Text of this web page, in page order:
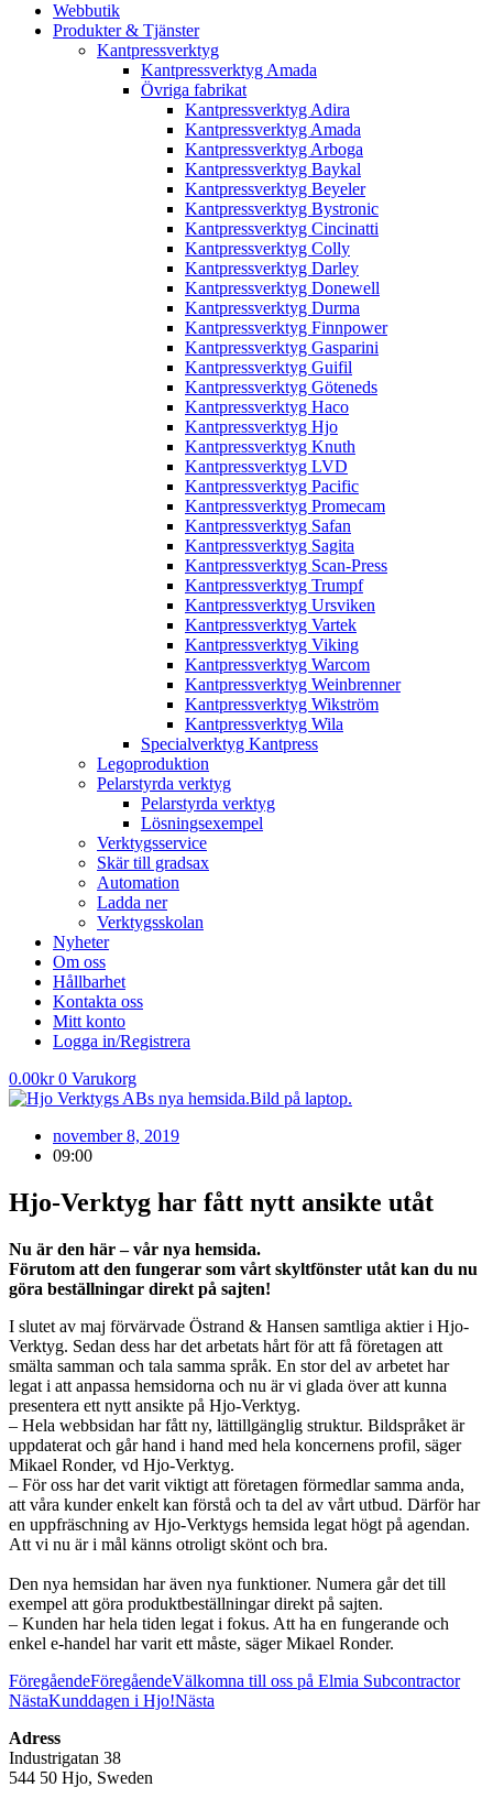
Webbutik
Produkter & Tjänster
Kantpressverktyg
Kantpressverktyg Amada
Övriga fabrikat
Kantpressverktyg Adira
Kantpressverktyg Amada
Kantpressverktyg Arboga
Kantpressverktyg Baykal
Kantpressverktyg Beyeler
Kantpressverktyg Bystronic
Kantpressverktyg Cincinatti
Kantpressverktyg Colly
Kantpressverktyg Darley
Kantpressverktyg Donewell
Kantpressverktyg Durma
Kantpressverktyg Finnpower
Kantpressverktyg Gasparini
Kantpressverktyg Guifil
Kantpressverktyg Göteneds
Kantpressverktyg Haco
Kantpressverktyg Hjo
Kantpressverktyg Knuth
Kantpressverktyg LVD
Kantpressverktyg Pacific
Kantpressverktyg Promecam
Kantpressverktyg Safan
Kantpressverktyg Sagita
Kantpressverktyg Scan-Press
Kantpressverktyg Trumpf
Kantpressverktyg Ursviken
Kantpressverktyg Vartek
Kantpressverktyg Viking
Kantpressverktyg Warcom
Kantpressverktyg Weinbrenner
Kantpressverktyg Wikström
Kantpressverktyg Wila
Specialverktyg Kantpress
Legoproduktion
Pelarstyrda verktyg
Pelarstyrda verktyg
Lösningsexempel
Verktygsservice
Skär till gradsax
Automation
Ladda ner
Verktygsskolan
Nyheter
Om oss
Hållbarhet
Kontakta oss
Mitt konto
Logga in/Registrera
0.00kr 0 Varukorg
november 8, 2019
09:00
Hjo-Verktyg har fått nytt ansikte utåt
Nu är den här – vår nya hemsida.
Förutom att den fungerar som vårt skyltfönster utåt kan du nu
göra beställningar direkt på sajten!
I slutet av maj förvärvade Östrand & Hansen samtliga aktier i Hjo-
Verktyg. Sedan dess har det arbetats hårt för att få företagen att
smälta samman och tala samma språk. En stor del av arbetet har
legat i att anpassa hemsidorna och nu är vi glada över att kunna
presentera ett nytt ansikte på Hjo-Verktyg.
– Hela webbsidan har fått ny, lättillgänglig struktur. Bildspråket är
uppdaterat och går hand i hand med hela koncernens profil, säger
Mikael Ronder, vd Hjo-Verktyg.
– För oss har det varit viktigt att företagen förmedlar samma anda,
att våra kunder enkelt kan förstå och ta del av vårt utbud. Därför har
en uppfräschning av Hjo-Verktygs hemsida legat högt på agendan.
Att vi nu är i mål känns otroligt skönt och bra.
Den nya hemsidan har även nya funktioner. Numera går det till
exempel att göra produktbeställningar direkt på sajten.
– Kunden har hela tiden legat i fokus. Att ha en fungerande och
enkel e-handel har varit ett måste, säger Mikael Ronder.
FöregåendeFöregåendeVälkomna till oss på Elmia Subcontractor
NästaKunddagen i Hjo!Nästa
Adress
Industrigatan 38
544 50 Hjo, Sweden